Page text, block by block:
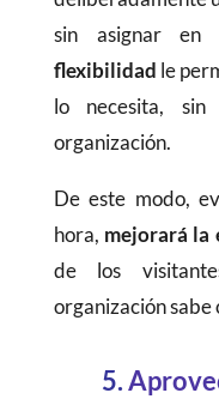
sin asignar en
flexibilidad le
lo necesita,
organización.
De este modo,
hora, mejorará la
de los
organización
5.